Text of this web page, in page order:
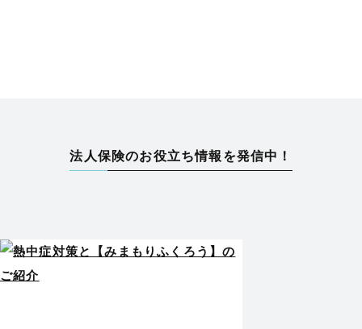
法人保険のお役立ち情報を発信中！